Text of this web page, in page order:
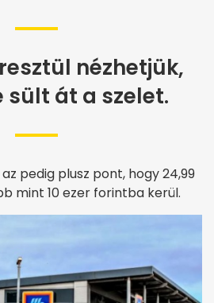
nézhetjük,
sült át a szelet.
pedig plusz pont, hogy 24,99
mint 10 ezer forintba kerül.